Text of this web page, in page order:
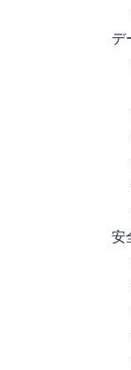
デ
安